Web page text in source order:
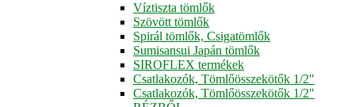
Víztiszta tömlők
Szövött tömlők
Spirál tömlők, Csigatömlők
Sumisansui Japán tömlők
SIROFLEX termékek
Csatlakozók, Tömlőösszekötők 1/2"
Csatlakozók, Tömlőösszekötők 1/2"